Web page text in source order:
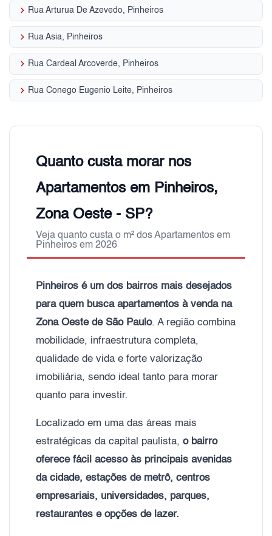
keyboard_arrow_right Rua Arturua De Azevedo, Pinheiros
keyboard_arrow_right Rua Asia, Pinheiros
keyboard_arrow_right Rua Cardeal Arcoverde, Pinheiros
keyboard_arrow_right Rua Conego Eugenio Leite, Pinheiros
Quanto custa morar nos
Apartamentos em Pinheiros,
Zona Oeste - SP?
Veja quanto custa o m² dos Apartamentos em
Pinheiros em 2026
Pinheiros é um dos bairros mais desejados
para quem busca apartamentos à venda na
Zona Oeste de São Paulo. A região combina
mobilidade, infraestrutura completa,
qualidade de vida e forte valorização
imobiliária, sendo ideal tanto para morar
quanto para investir.
Localizado em uma das áreas mais
estratégicas da capital paulista, o bairro
oferece fácil acesso às principais avenidas
da cidade, estações de metrô, centros
empresariais, universidades, parques,
restaurantes e opções de lazer.